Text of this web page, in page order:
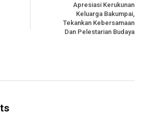
Apresiasi Kerukunan
Keluarga Bakumpai,
Tekankan Kebersamaan
Dan Pelestarian Budaya